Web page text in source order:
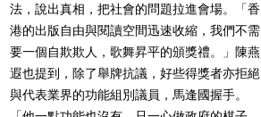
法，說出真相，把社會的問題拉進會場。「香
港的出版自由與閱讀空間迅速收縮，我們不需
要一個自欺欺人，歌舞昇平的頒獎禮。」 陳燕
遐也提到， 除了舉牌抗議，好些得獎者亦拒絕
與代表業界的功能組別議員，馬逢國握手。